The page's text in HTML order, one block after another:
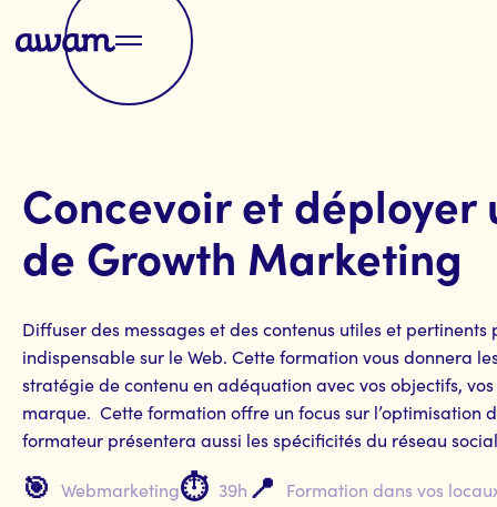
Concevoir et déployer
de Growth Marketing
Diffuser des messages et des contenus utiles et pertinents
indispensable sur le Web. Cette formation vous donnera
stratégie de contenu en adéquation avec vos objectifs,
marque. Cette formation offre un focus sur l’optimisation
formateur présentera aussi les spécificités du réseau
🎯 Webmarketing⏱️ 39h 📍 Formation dans vos